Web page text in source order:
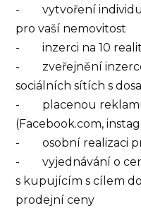
- vytvoření
pro vaší nemovitost
- inzerci na 10
- zveřejnění inzerce
sociálních sítích s
- placenou reklamu
(Facebook.com,
- osobní realizaci
- vyjednávání o
s kupujícím s cílem
prodejní ceny